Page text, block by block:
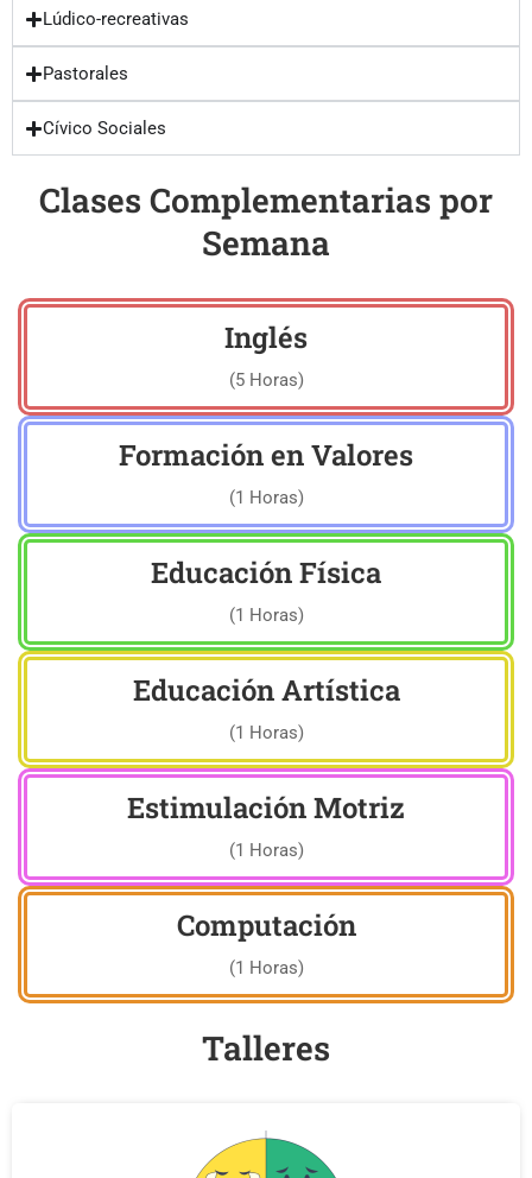
Lúdico-recreativas
Pastorales
Cívico Sociales
Clases Complementarias por
Semana
Inglés
(5 Horas)
Formación en Valores
(1 Horas)
Educación Física
(1 Horas)
Educación Artística
(1 Horas)
Estimulación Motriz
(1 Horas)
Computación
(1 Horas)
Talleres